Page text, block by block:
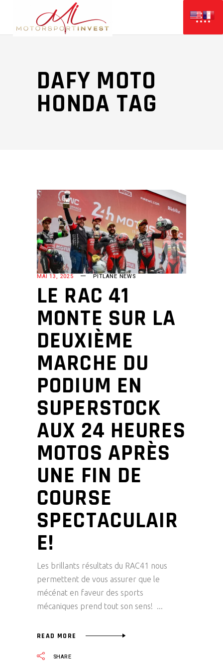
DAFY MOTO
HONDA TAG
MAI 13, 2025 PITLANE NEWS
LE RAC 41
MONTE SUR LA
DEUXIÈME
MARCHE DU
PODIUM EN
SUPERSTOCK
AUX 24 HEURES
MOTOS APRÈS
UNE FIN DE
COURSE
SPECTACULAIR
E!
Les brillants résultats du RAC41 nous
permettent de vous assurer que le
mécénat en faveur des sports
mécaniques prend tout son sens!
READ MORE
SHARE